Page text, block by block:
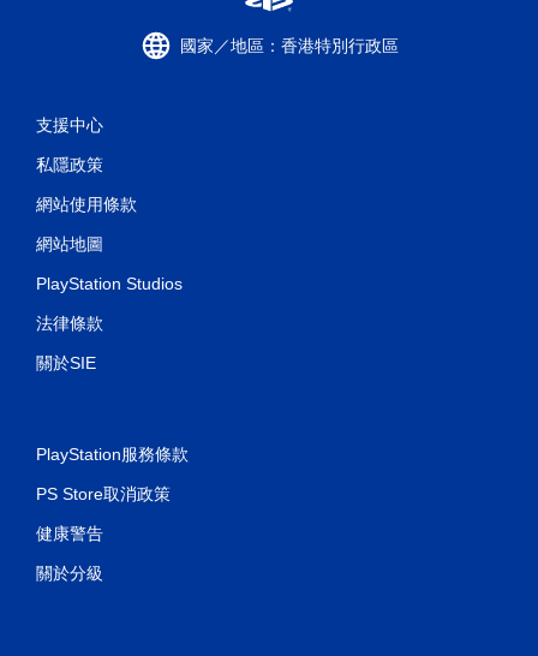
國家／地區：香港特別行政區
支援中心
私隱政策
網站使用條款
網站地圖
PlayStation Studios
法律條款
關於SIE
PlayStation服務條款
PS Store取消政策
健康警告
關於分級